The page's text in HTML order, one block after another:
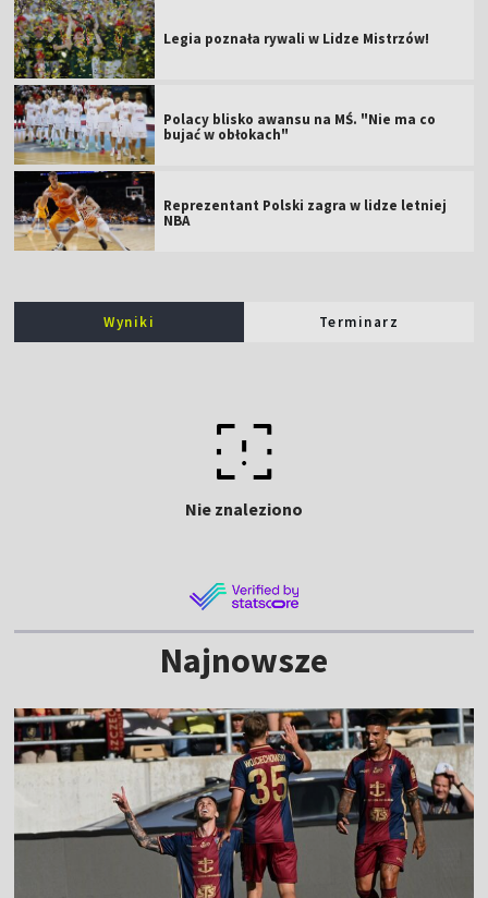
Legia poznała rywali w Lidze Mistrzów!
Polacy blisko awansu na MŚ. "Nie ma co
bujać w obłokach"
Reprezentant Polski zagra w lidze letniej
NBA
Wyniki Terminarz
Nie znaleziono
Najnowsze